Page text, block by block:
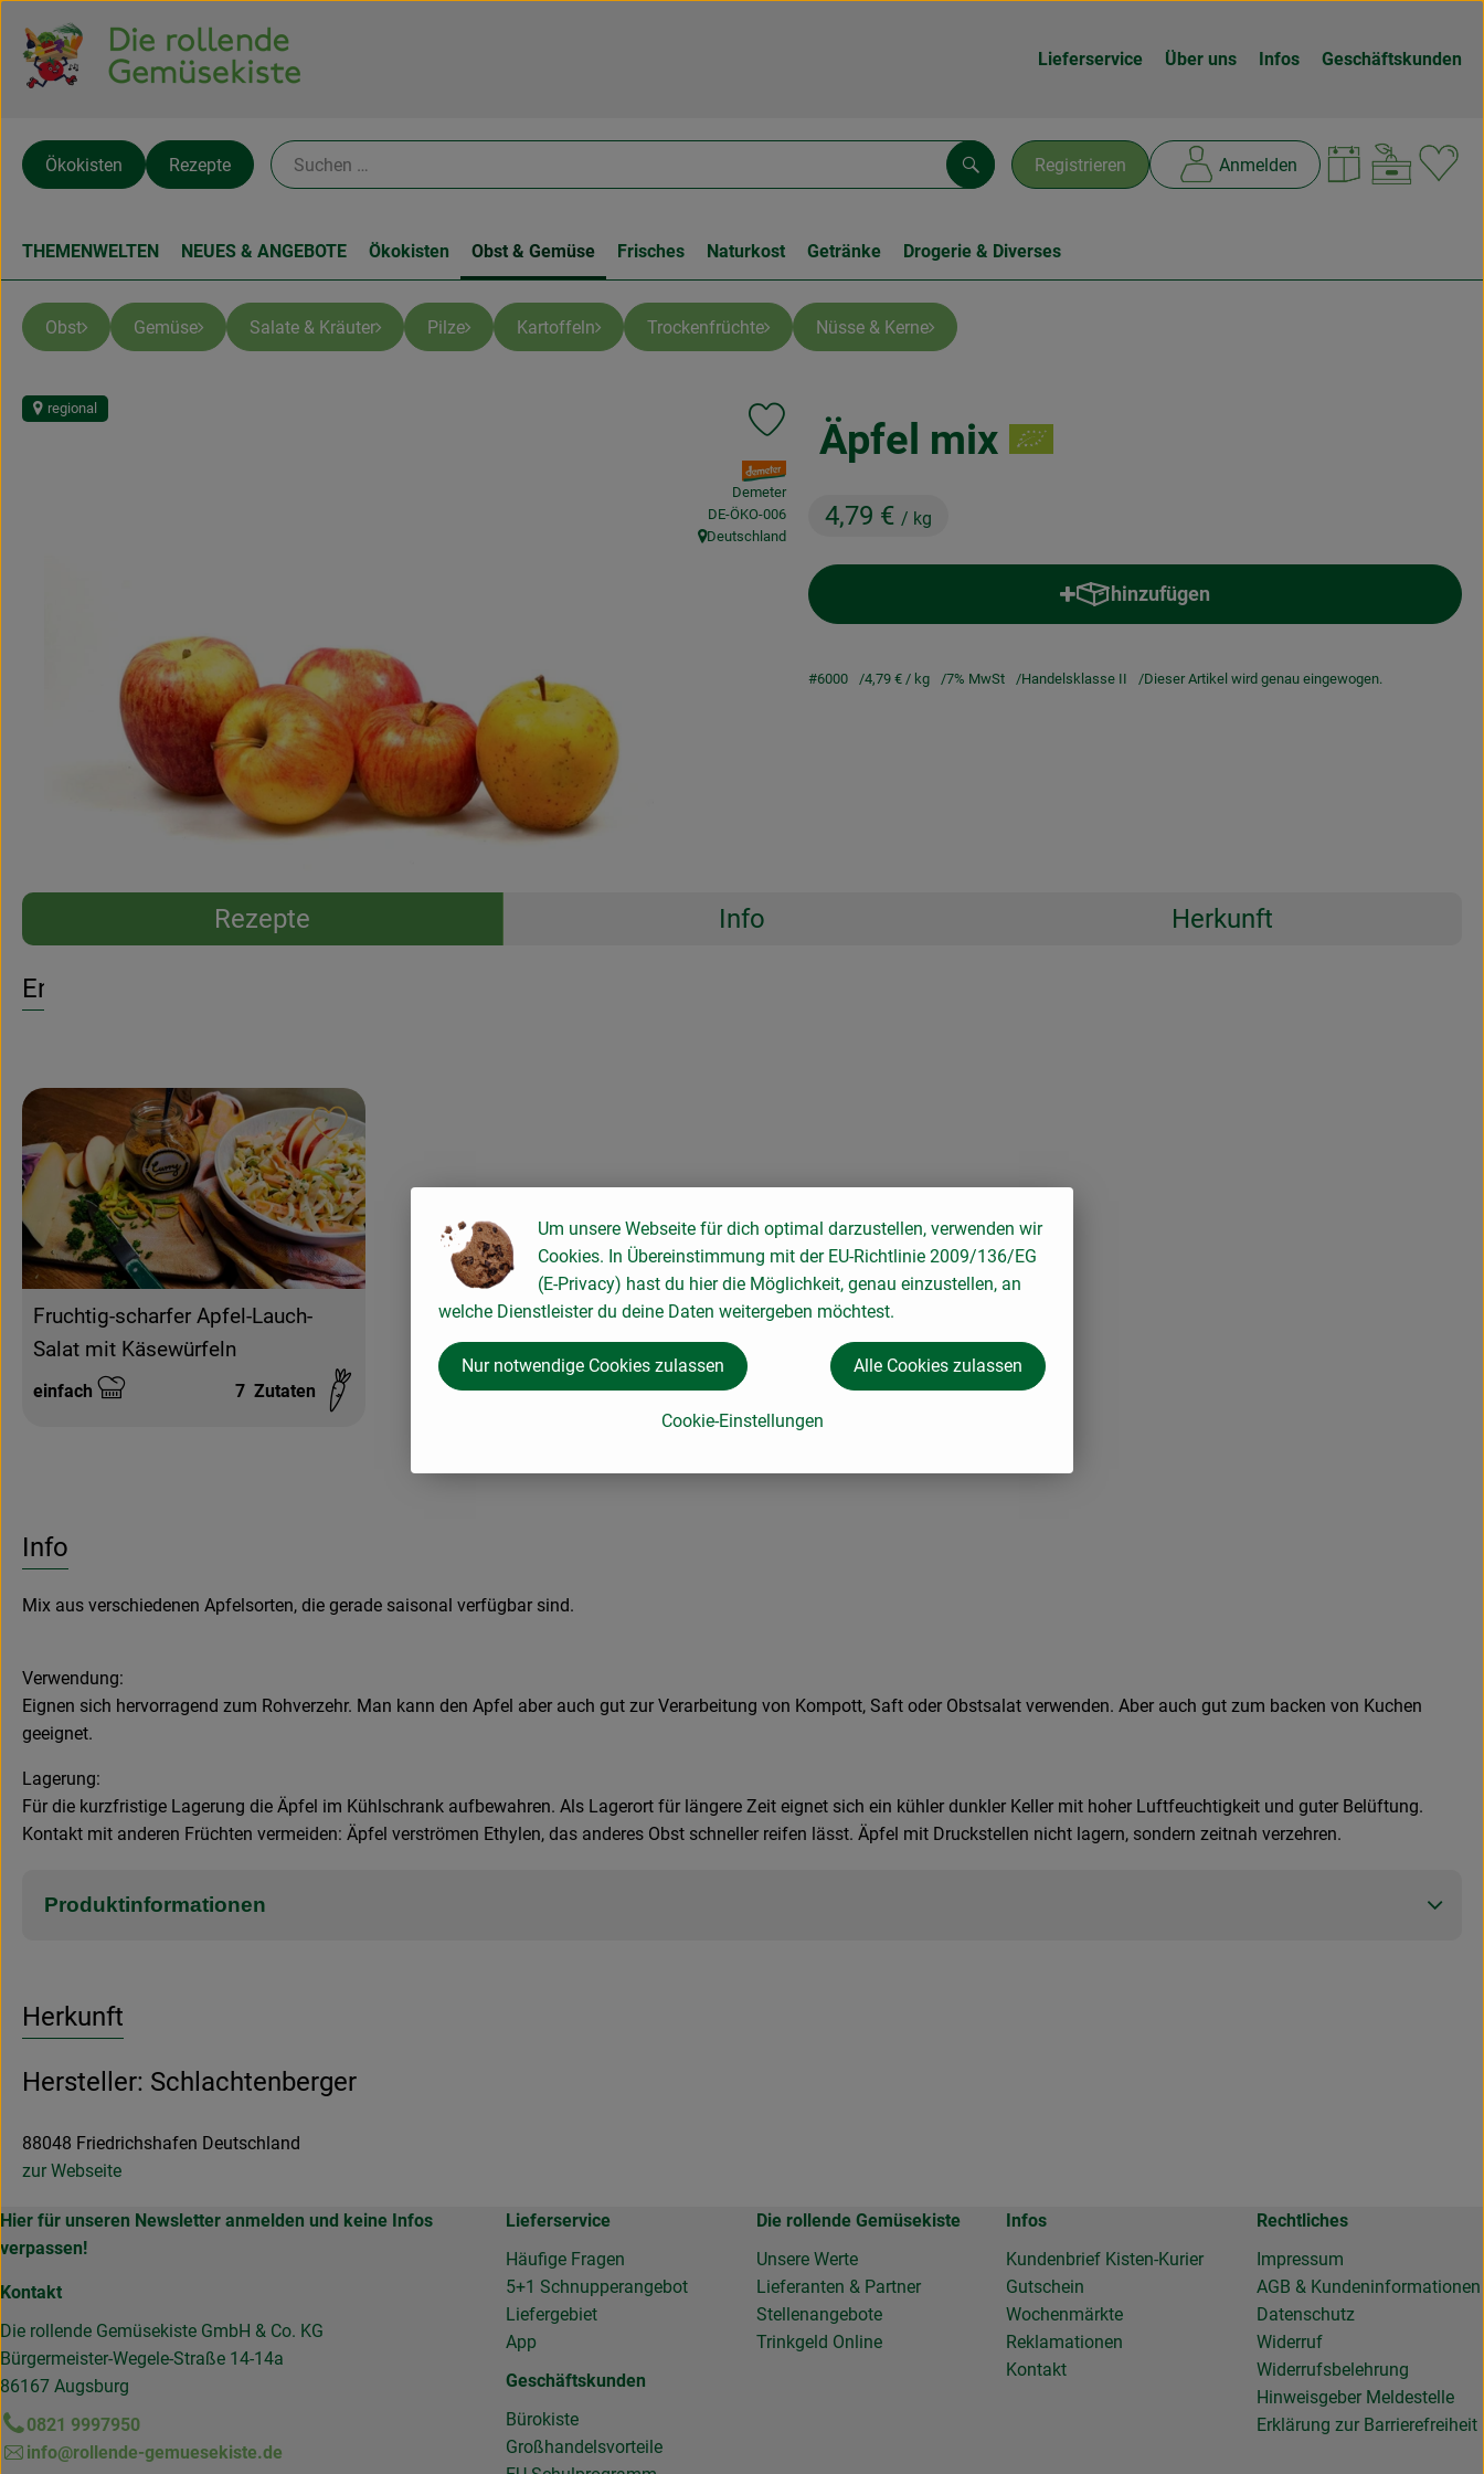
Lieferservice Über uns Infos Geschäftskunden
Registrieren Anmelden
Suchen
Ökokisten Rezepte
THEMENWELTEN NEUES & ANGEBOTE Ökokisten Obst & Gemüse Frisches Naturkost Getränke Drogerie & Diverses
Obst Gemüse Salate & Kräuter Pilze Kartoffeln Trockenfrüchte Nüsse & Kerne
Äpfel mix
4,79 € / kg
regional
Produkt zu Favouriten hinzufügen
, Verband:
Demeter
, Kontrollstelle:
DE-ÖKO-006
, Herkunft:
Deutschland
hinzufügen
Produkt zum Warenkorb hinzufügen
#6000 4,79 € / kg 7% MwSt Handelsklasse II Dieser Artikel wird genau eingewogen.
Rezepte Info Herkunft
Entdecke passende Rezepte
Fruchtig-scharfer Apfel-Lauch-
Salat mit Käsewürfeln
Schwierigkeit:
einfach 7 Zutaten
Rezept zu Favouriten hinzufügen
Info
Mix aus verschiedenen Apfelsorten, die gerade saisonal verfügbar sind.
Verwendung:
Eignen sich hervorragend zum Rohverzehr. Man kann den Apfel aber auch gut zur Verarbeitung von Kompott, Saft oder Obstsalat verwenden. Aber auch gut zum backen von Kuchen
geeignet.
Lagerung:
Für die kurzfristige Lagerung die Äpfel im Kühlschrank aufbewahren. Als Lagerort für längere Zeit eignet sich ein kühler dunkler Keller mit hoher Luftfeuchtigkeit und guter Belüftung.
Kontakt mit anderen Früchten vermeiden: Äpfel verströmen Ethylen, das anderes Obst schneller reifen lässt. Äpfel mit Druckstellen nicht lagern, sondern zeitnah verzehren.
Produktinformationen
Herkunft
Hersteller: Schlachtenberger
88048 Friedrichshafen Deutschland
zur Webseite
Hier für unseren Newsletter anmelden und keine Infos
verpassen!
Kontakt
Die rollende Gemüsekiste GmbH & Co. KG
Bürgermeister-Wegele-Straße 14-14a
86167 Augsburg
0821 9997950
info@rollende-gemuesekiste.de
Lieferservice
Häufige Fragen
5+1 Schnupperangebot
Liefergebiet
App
Geschäftskunden
Bürokiste
Großhandelsvorteile
Die rollende Gemüsekiste
Unsere Werte
Lieferanten & Partner
Stellenangebote
Trinkgeld Online
Infos
Kundenbrief Kisten-Kurier
Gutschein
Wochenmärkte
Reklamationen
Kontakt
Rechtliches
Impressum
AGB & Kundeninformationen
Datenschutz
Widerruf
Widerrufsbelehrung
Hinweisgeber Meldestelle
Erklärung zur Barrierefreiheit
Um unsere Webseite für dich optimal darzustellen, verwenden wir
Cookies. In Übereinstimmung mit der EU-Richtlinie 2009/136/EG
(E-Privacy) hast du hier die Möglichkeit, genau einzustellen, an
welche Dienstleister du deine Daten weitergeben möchtest.
Cookie-Einstellungen
Nur notwendige Cookies zulassen Alle Cookies zulassen